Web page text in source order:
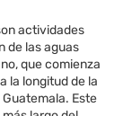
actividades
de las aguas
que comienza
la longitud de la
Este